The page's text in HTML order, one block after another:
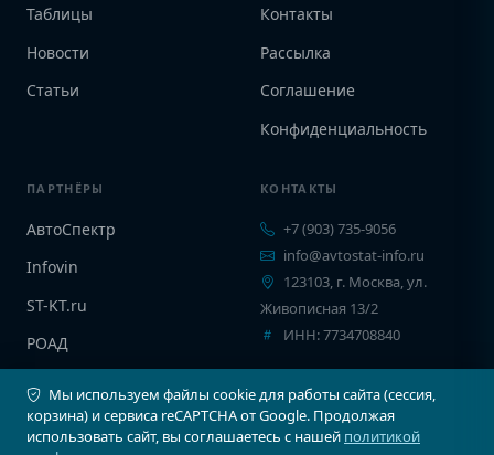
Таблицы
Новости
Статьи
Контакты
Рассылка
Соглашение
Конфиденциальность
ПАРТНЁРЫ
АвтоСпектр
Infovin
ST-KT.ru
РОАД
КОНТАКТЫ
+7 (903) 735-9056
info@avtostat-info.ru
123103, г. Москва, ул.
Живописная 13/2
ИНН: 7734708840
Мы используем файлы cookie для работы сайта (сессия,
корзина) и сервиса reCAPTCHA от Google. Продолжая
использовать сайт, вы соглашаетесь с нашей политикой